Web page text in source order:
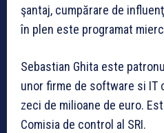
şantaj, cumpărare de
în plen este programat
Sebastian Ghita este
unor firme de software si IT
zeci de milioane de euro.
Comisia de control al SRI.